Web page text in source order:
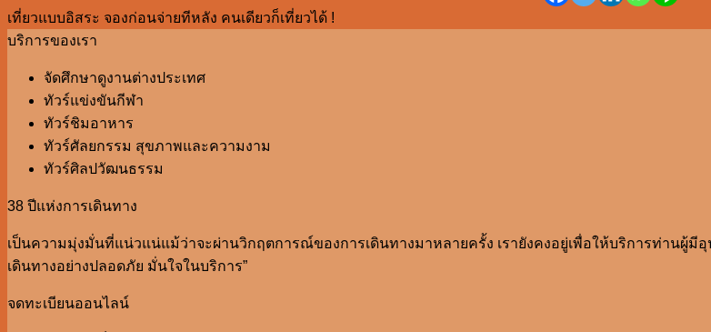
เที่ยวแบบอิสระ จองก่อนจ่ายทีหลัง คนเดียวก็เที่ยวได้ !
บริการของเรา
จัดศึกษาดูงานต่างประเทศ
ทัวร์แข่งขันกีฬา
ทัวร์ชิมอาหาร
ทัวร์ศัลยกรรม สุขภาพและความงาม
ทัวร์ศิลปวัฒนธรรม
38 ปีแห่งการเดินทาง
เป็นความมุ่งมั่นที่แน่วแน่แม้ว่าจะผ่านวิกฤตการณ์ของการเดินทางมาหลายครั้ง เรายังคงอยู่เพื่อให้บริการท่านผู้
เดินทางอย่างปลอดภัย มั่นใจในบริการ”
จดทะเบียนออนไลน์